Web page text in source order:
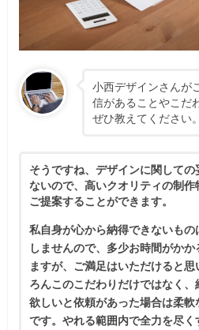
小西デザインさんが
信があることやこだ
ぜひ教えてください。
そうですね、デザインに関しての
ないので、高いクオリティの制作
ご提案することができます。
私自身が心から納得できないもの
しませんので、多少お時間がかか
ますが、ご満足はいただけると思
ろんこのこだわりだけではなく、
欲しいと依頼があった場合は柔軟
です。やれる範囲内で全力を尽く